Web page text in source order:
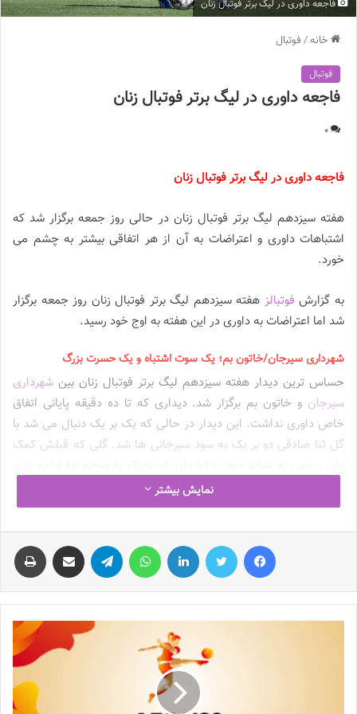
فاجعه داوری در لیگ برتر فوتبال زنان
خانه/ فوتبال
فوتبال
فاجعه داوری در لیگ برتر فوتبال زنان
0
فاجعه داوری در لیگ برتر فوتبال زنان
هفته سیزدهم لیگ برتر فوتبال زنان در حالی روز جمعه برگزار شد که
اشتباهات داوری و اعتراضات به آن از هر اتفاقی بیشتر به چشم می
خورد.
به گزارش فوتبالز هفته سیزدهم لیگ برتر فوتبال زنان روز جمعه برگزار
شد اما اعتراضات به داوری در این هفته به اوج خود رسید.
شهرداری سیرجان/خاتون بم؛ یک سوت اشتباه و یک حسرت بزرگ
حساس ترین دیدار هفته سیزدهم لیگ برتر فوتبال زنان بین شهرداری
سیرجان و خاتون بم برگزار شد. دیداری که تا ده دقیقه پایانی اتفاق
خاص داوری نداشت. این دیدار در حالی که یک بر یک دنبال می شد با
گل ثنا صادقی دو بر یک به سود سیرجانی ها شد. گلی که قبلش کمک
داد تا پس از گل خاتونی ها به شدت اعتراض کنند. چند دقیقه بعد از
این گل، مرضیه نیکخواه بازیکن شهرداری سیرجان در درگیری با بازیکن
خاتون از سوی سلطنت نوروزی داور میدان اخراج شد تا شاگردان مریم
ایراندوست لحظات پایانی را در حالی که دو بر یک پیش بودند ده نفره
ادامه دهند. اما گل مهم ترین صحنه بازی در دقایق آخر بازی اتفاق
افتاد. بازیکنانخاتونتوپ را به سمت دروازه شهرداری سیرجان ارسال
کردند و در حالی که توپ به نظر به شانه ملیکا متولی برخورد کرده است
اما داور مسابقه نقطه پنالتی را نشان داد تا بمی ها گل تساوی را توسط
زهرا قنبری از روی نقطه پنالتی به ثمر برسانند تا مریم ایراندوست که در
آستانه یک برد بزرگ بود داوران را به خدا بسپارد.
نمایش بیشتر